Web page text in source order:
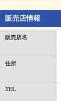
販売店情報
販売店名
住所
TEL